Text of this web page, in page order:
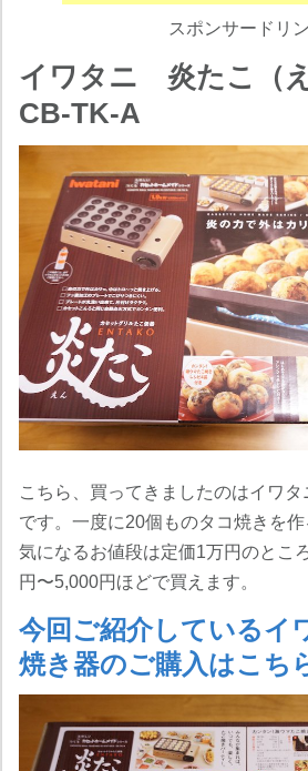
スポンサードリ
イワタニ 炎たこ（え
CB-TK-A
こちら、買ってきましたのはイワ
です。一度に20個ものタコ焼きを作
気になるお値段は定価1万円のとこ
円〜5,000円ほどで買えます。
今回ご紹介しているイ
焼き器のご購入はこち